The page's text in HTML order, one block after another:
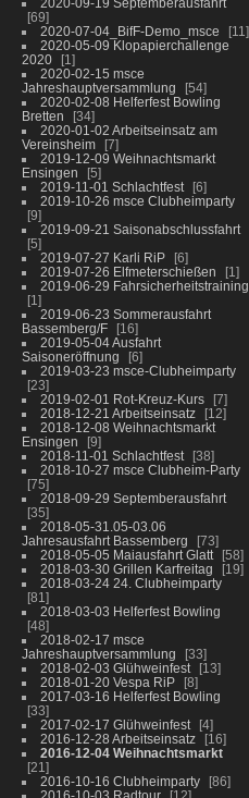
69
2020-07-04_BifF-Demo_msce
11
2020-05-09 Klopapierchallenge
2020
1
2020-02-15 msce
Jahreshauptversammlung
54
2020-02-08 Helferfest Bowling
Bretten
34
2020-01-02 Arbeitseinsatz am
Vereinsheim
7
2019-12-09 Weihnachtsmarkt
Ensingen
5
2019-11-01 Schlachtfest
6
2019-10-26 msce Clubheimparty
9
2019-09-21 Saisonabschlussfahrt
5
2019-07-27 Karli RiP
6
2019-07-26 Elfmeterschießen
1
2019-06-29 Fahrsicherheitstraining
1
2019-06-23 Sommerausfahrt
Bassemberg/F
16
2019-05-04 Ausfahrt
Saisoneröffnung
6
2019-03-23 msce-Clubheimparty
23
2019-02-01 Rot-Kreuz-Kurs
7
2018-12-21 Arbeitseinsatz
12
2018-12-08 Weihnachtsmarkt
Ensingen
9
2018-11-01 Schlachtfest
38
2018-10-27 msce Clubheim-Party
75
2018-09-29 Septemberausfahrt
35
2018-05-31.05-03.06
Jahresausfahrt Bassemberg
73
2018-05-05 Maiausfahrt Glatt
58
2018-03-30 Grillen Karfreitag
19
2018-03-24 24. Clubheimparty
81
2018-03-03 Helferfest Bowling
48
2018-02-17 msce
Jahreshauptversammlung
33
2018-02-03 Glühweinfest
13
2018-01-20 Vespa RiP
8
2017-03-16 Helferfest Bowling
33
2017-02-17 Glühweinfest
4
2016-12-28 Arbeitseinsatz
16
2016-12-04 Weihnachtsmarkt
21
2016-10-16 Clubheimparty
86
2016-10-03 Radtour
12